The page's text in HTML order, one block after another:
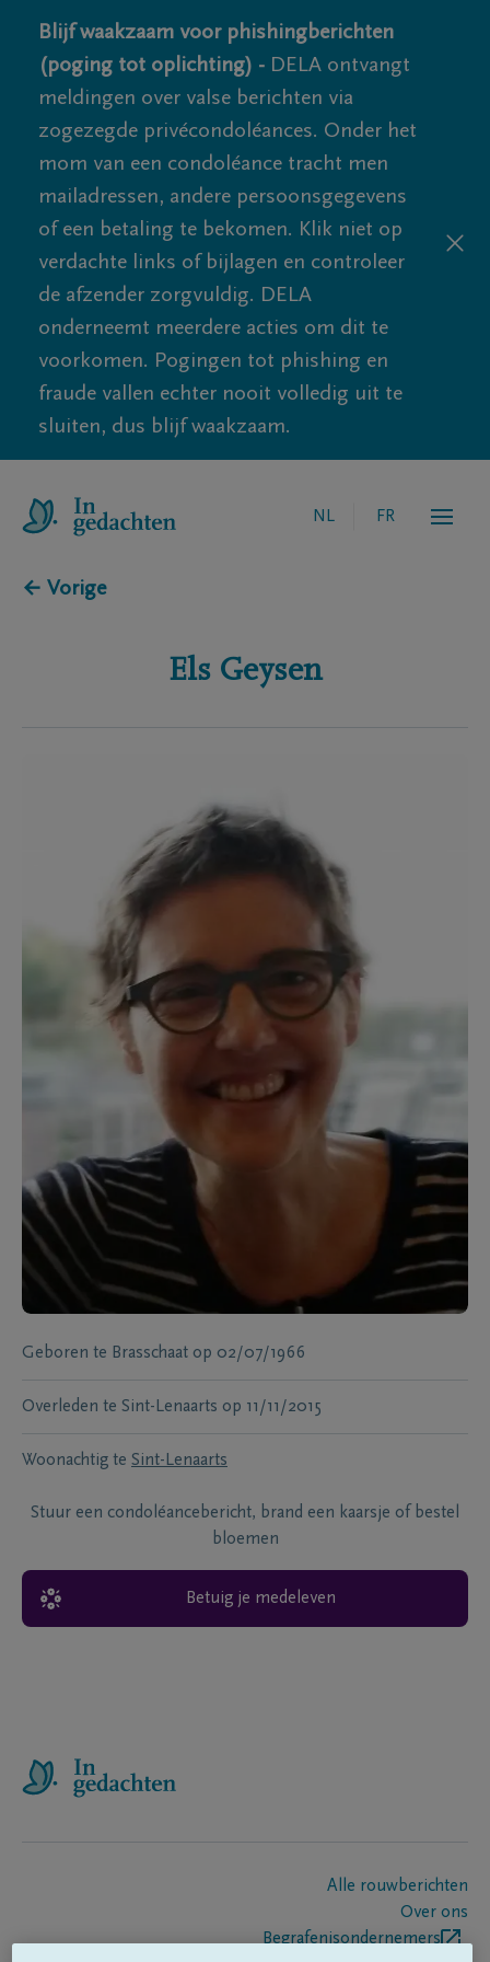
Blijf waakzaam voor phishingberichten
(poging tot oplichting) - DELA ontvangt
meldingen over valse berichten via
zogezegde privécondoléances. Onder het
mom van een condoléance tracht men
mailadressen, andere persoonsgegevens
of een betaling te bekomen. Klik niet op
verdachte links of bijlagen en controleer
de afzender zorgvuldig. DELA
onderneemt meerdere acties om dit te
voorkomen. Pogingen tot phishing en
fraude vallen echter nooit volledig uit te
sluiten, dus blijf waakzaam.
NL FR
← Vorige
Els Geysen
Geboren te Brasschaat op 02/07/1966
Overleden te Sint-Lenaarts op 11/11/2015
Woonachtig te Sint-Lenaarts
Stuur een condoléancebericht, brand een kaarsje of bestel
bloemen
Betuig je medeleven
Alle rouwberichten
Over ons
Begrafenisondernemers